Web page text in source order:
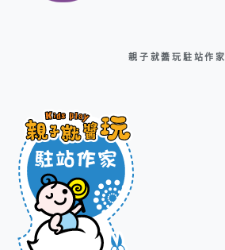
親子就醬玩駐站作家